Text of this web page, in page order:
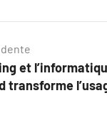
et
transforme